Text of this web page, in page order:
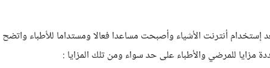
إستخدام أنترنت الأشياء وأصبحت مساعدا فعالا ومستداما للأطباء واتضح
مزايا للمرضي والأطباء على حد سواء ومن تلك المزايا :